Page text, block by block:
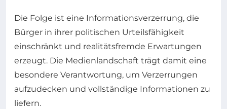
Die Folge ist eine Informationsverzerrung, die
Bürger in ihrer politischen Urteilsfähigkeit
einschränkt und realitätsfremde Erwartungen
erzeugt. Die Medienlandschaft trägt damit eine
besondere Verantwortung, um Verzerrungen
aufzudecken und vollständige Informationen zu
liefern.